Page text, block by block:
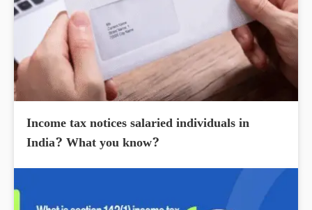
Income tax notices salaried individuals in
India? What you know?